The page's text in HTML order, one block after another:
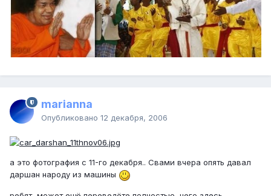
marianna
Опубликовано 12 декабря, 2006
а это фотография с 11-го декабря.. Свами вчера опять давал
даршан народу из машины